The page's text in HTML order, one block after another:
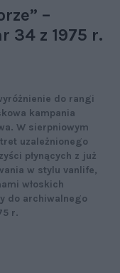
–
34 z 1975 r.
do rangi
kampania
W sierpniowym
uzależnionego
płynących z już
w stylu vanlife,
włoskich
do archiwalnego
r.